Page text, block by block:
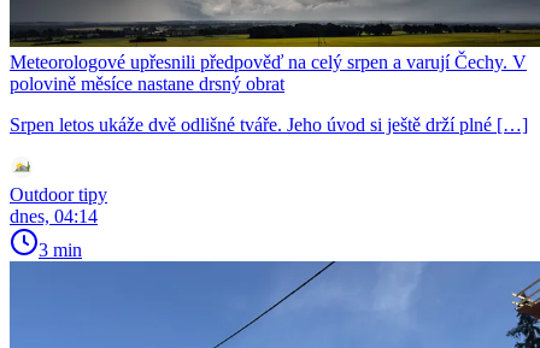
Meteorologové upřesnili předpověď na celý srpen a varují Čechy. V
polovině měsíce nastane drsný obrat
Srpen letos ukáže dvě odlišné tváře. Jeho úvod si ještě drží plné […]
Outdoor tipy
dnes, 04:14
3 min